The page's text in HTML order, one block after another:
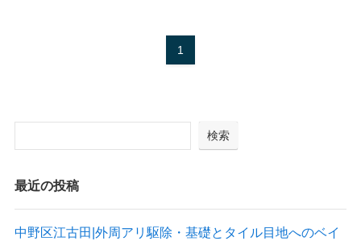
1
検索
最近の投稿
中野区江古田|外周アリ駆除・基礎とタイル目地へのベイ